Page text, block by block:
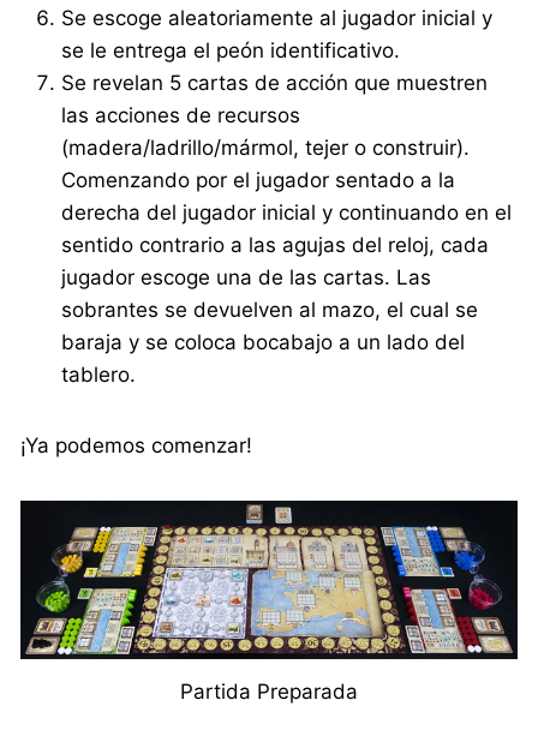
Se escoge aleatoriamente al jugador inicial y
se le entrega el peón identificativo.
Se revelan 5 cartas de acción que muestren
las acciones de recursos
(madera/ladrillo/mármol, tejer o construir).
Comenzando por el jugador sentado a la
derecha del jugador inicial y continuando en el
sentido contrario a las agujas del reloj, cada
jugador escoge una de las cartas. Las
sobrantes se devuelven al mazo, el cual se
baraja y se coloca bocabajo a un lado del
tablero.
¡Ya podemos comenzar!
Partida Preparada